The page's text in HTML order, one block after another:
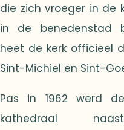
die zich vroeger in de
in de benedenstad
heet de kerk officieel
Sint-Michiel en Sint-
Pas in 1962 werd
kathedraal